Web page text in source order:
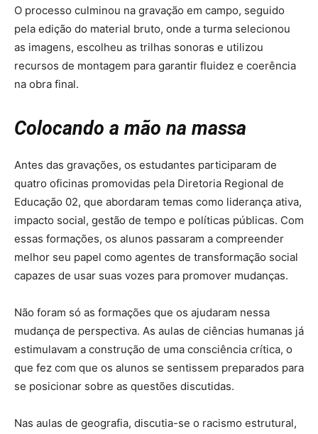
O processo culminou na gravação em campo, seguido
pela edição do material bruto, onde a turma selecionou
as imagens, escolheu as trilhas sonoras e utilizou
recursos de montagem para garantir fluidez e coerência
na obra final.
Colocando a mão na massa
Antes das gravações, os estudantes participaram de
quatro oficinas promovidas pela Diretoria Regional de
Educação 02, que abordaram temas como liderança ativa,
impacto social, gestão de tempo e políticas públicas. Com
essas formações, os alunos passaram a compreender
melhor seu papel como agentes de transformação social
capazes de usar suas vozes para promover mudanças.
Não foram só as formações que os ajudaram nessa
mudança de perspectiva. As aulas de ciências humanas já
estimulavam a construção de uma consciência crítica, o
que fez com que os alunos se sentissem preparados para
se posicionar sobre as questões discutidas.
Nas aulas de geografia, discutia-se o racismo estrutural,